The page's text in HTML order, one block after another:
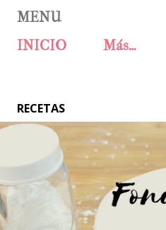
MENU
INICIO
Más…
RECETAS